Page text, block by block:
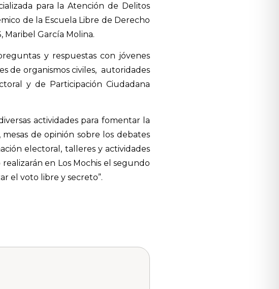
para la Atención de Delitos
de la Escuela Libre de Derecho
Maribel García Molina.
y respuestas con jóvenes
de organismos civiles, autoridades
y de Participación Ciudadana
actividades para fomentar la
de opinión sobre los debates
electoral, talleres y actividades
en Los Mochis el segundo
el voto libre y secreto”.